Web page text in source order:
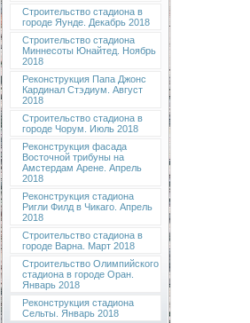
Строительство стадиона в
городе Яунде. Декабрь 2018
Строительство стадиона
Миннесоты Юнайтед. Ноябрь
2018
Реконструкция Папа Джонс
Кардинал Стэдиум. Август
2018
Строительство стадиона в
городе Чорум. Июль 2018
Реконструкция фасада
Восточной трибуны на
Амстердам Арене. Апрель
2018
Реконструкция стадиона
Ригли Филд в Чикаго. Апрель
2018
Строительство стадиона в
городе Варна. Март 2018
Строительство Олимпийского
стадиона в городе Оран.
Январь 2018
Реконструкция стадиона
Сельты. Январь 2018